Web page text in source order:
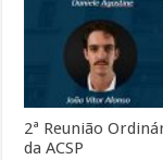
2ª Reunião
da ACSP